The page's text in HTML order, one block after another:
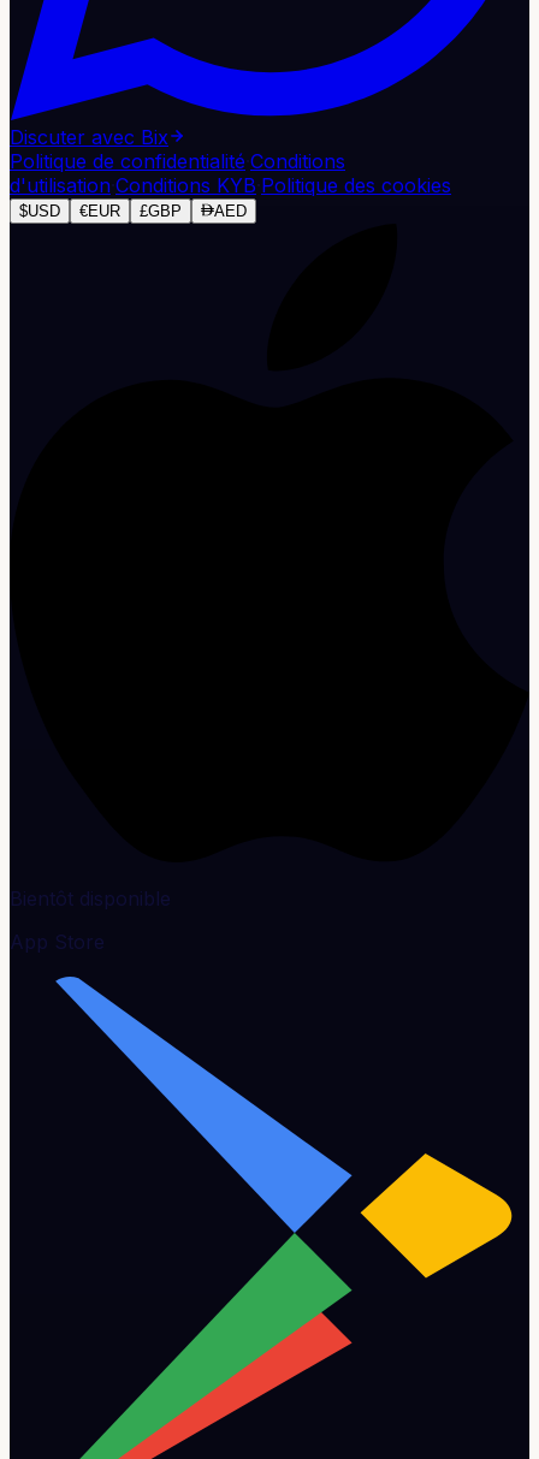
Discuter avec Bix
Politique de confidentialité·Conditions
d'utilisation·Conditions KYB·Politique des cookies
$USD €EUR £GBP AED
Bientôt disponible
App Store